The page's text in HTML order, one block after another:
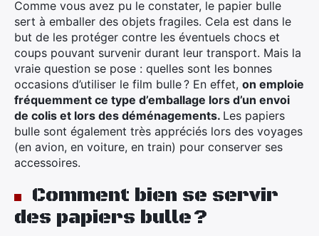
Comme vous avez pu le constater, le papier bulle
sert à emballer des objets fragiles. Cela est dans le
but de les protéger contre les éventuels chocs et
coups pouvant survenir durant leur transport. Mais la
vraie question se pose : quelles sont les bonnes
occasions d’utiliser le film bulle ? En effet, on emploie
fréquemment ce type d’emballage lors d’un envoi
de colis et lors des déménagements. Les papiers
bulle sont également très appréciés lors des voyages
(en avion, en voiture, en train) pour conserver ses
accessoires.
Comment bien se servir
des papiers bulle ?